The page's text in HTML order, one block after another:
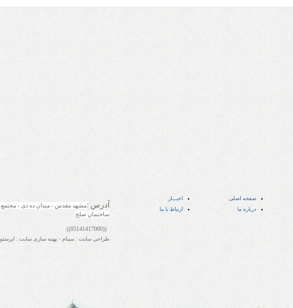
صفحه اصلی
اخبـــار
درباره ما
ارتباط با ما آدرس :
ساختمان صلح
((05141417000))
طراحی سایت : سینام - بهینه سازی سایت : ایرسئو